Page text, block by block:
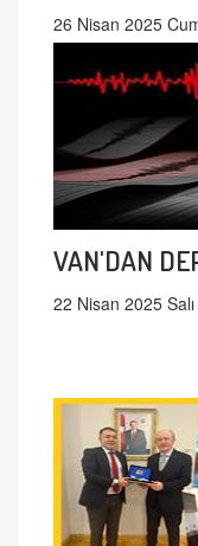
26 Nisan 2025
VAN'DAN
22 Nisan 2025 Salı